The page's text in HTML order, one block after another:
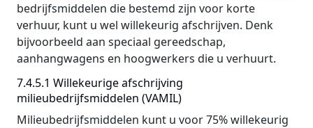
bedrijfsmiddelen die bestemd zijn voor korte
verhuur, kunt u wel willekeurig afschrijven. Denk
bijvoorbeeld aan speciaal gereedschap,
aanhangwagens en hoogwerkers die u verhuurt.
7.4.5.1 Willekeurige afschrijving
milieubedrijfsmiddelen (VAMIL)
Milieubedrijfsmiddelen kunt u voor 75% willekeurig